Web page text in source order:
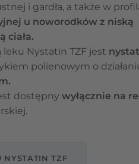
i gardła, a także w
u noworodków z niską
ciała.
leku Nystatin TZF jest
polienowym o
dostępny wyłącznie na
NYSTATIN TZF